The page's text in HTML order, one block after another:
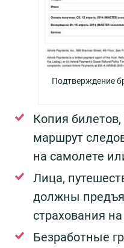
Подтверждение
Копия
маршрут
на самолете
Лица,
должны
страхования
Безработные